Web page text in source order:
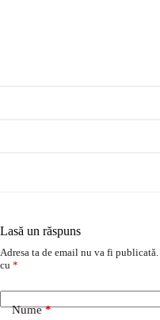
Lasă un răspuns
Adresa ta de email nu va fi publicată.
cu *
Nume*